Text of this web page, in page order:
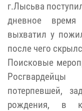
г.Лысьва
дневное время
выхватил у
после чего
Поисковые
потерпевшей,
рождения, в